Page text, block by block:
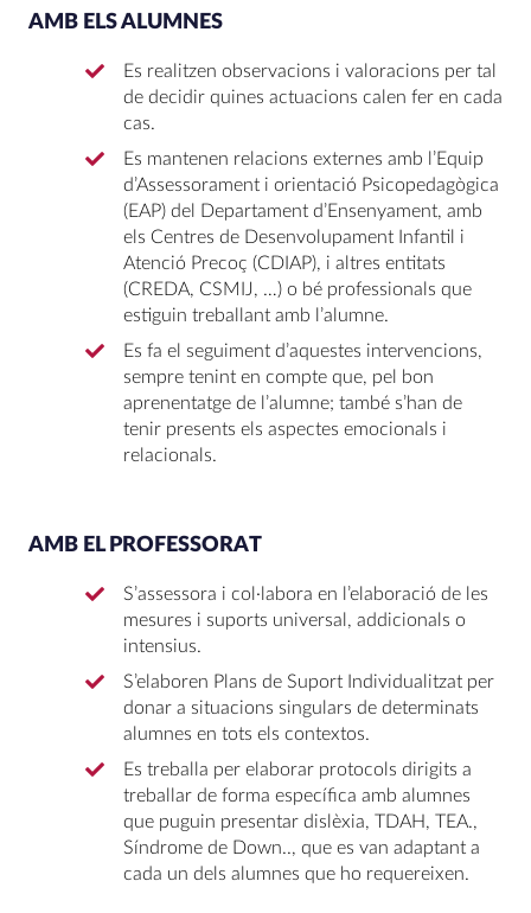
AMB ELS ALUMNES
Es realitzen observacions i valoracions per tal
de decidir quines actuacions calen fer en cada
cas.
Es mantenen relacions externes amb l’Equip
d’Assessorament i orientació Psicopedagògica
(EAP) del Departament d’Ensenyament, amb
els Centres de Desenvolupament Infantil i
Atenció Precoç (CDIAP), i altres entitats
(CREDA, CSMIJ, …) o bé professionals que
estiguin treballant amb l’alumne.
Es fa el seguiment d’aquestes intervencions,
sempre tenint en compte que, pel bon
aprenentatge de l’alumne; també s’han de
tenir presents els aspectes emocionals i
relacionals.
AMB EL PROFESSORAT
S’assessora i col·labora en l’elaboració de les
mesures i suports universal, addicionals o
intensius.
S’elaboren Plans de Suport Individualitzat per
donar a situacions singulars de determinats
alumnes en tots els contextos.
Es treballa per elaborar protocols dirigits a
treballar de forma específica amb alumnes
que puguin presentar dislèxia, TDAH, TEA.,
Síndrome de Down.., que es van adaptant a
cada un dels alumnes que ho requereixen.